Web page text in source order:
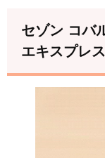
セゾン コバ
エキスプレ